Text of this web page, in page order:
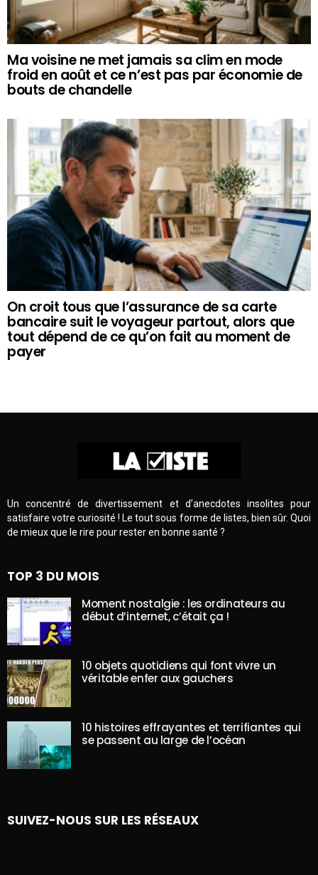
Ma voisine ne met jamais sa clim en mode
froid en août et ce n’est pas par économie de
bouts de chandelle
On croit tous que l’assurance de sa carte
bancaire suit le voyageur partout, alors que
tout dépend de ce qu’on fait au moment de
payer
Un concentré de divertissement et d’anecdotes insolites pour
satisfaire votre curiosité ! Le tout sous forme de listes, bien sûr. Quoi
de mieux que le rire pour rester en bonne santé ?
TOP 3 DU MOIS
Moment nostalgie : les ordinateurs au
début d’internet, c’était ça !
10 objets quotidiens qui font vivre un
véritable enfer aux gauchers
10 histoires effrayantes et terrifiantes qui
se passent au large de l’océan
SUIVEZ-NOUS SUR LES RÉSEAUX